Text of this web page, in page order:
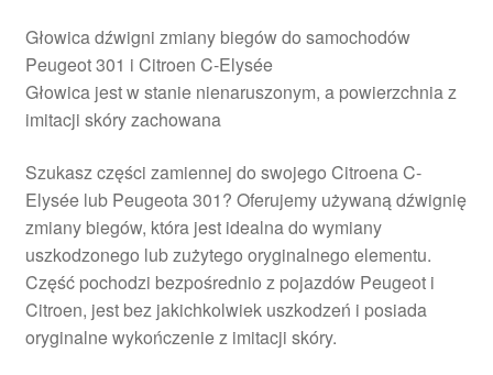
Głowica dźwigni zmiany biegów do samochodów
Peugeot 301 i Citroen C-Elysée
Głowica jest w stanie nienaruszonym, a powierzchnia z
imitacji skóry zachowana
Szukasz części zamiennej do swojego Citroena C-
Elysée lub Peugeota 301? Oferujemy używaną dźwignię
zmiany biegów, która jest idealna do wymiany
uszkodzonego lub zużytego oryginalnego elementu.
Część pochodzi bezpośrednio z pojazdów Peugeot i
Citroen, jest bez jakichkolwiek uszkodzeń i posiada
oryginalne wykończenie z imitacji skóry.